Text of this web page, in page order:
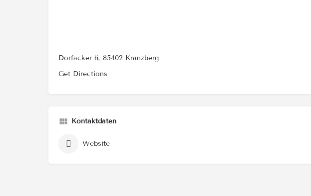
Dorfacker 6, 85402 Kranzberg
Get Directions
Kontaktdaten
Website